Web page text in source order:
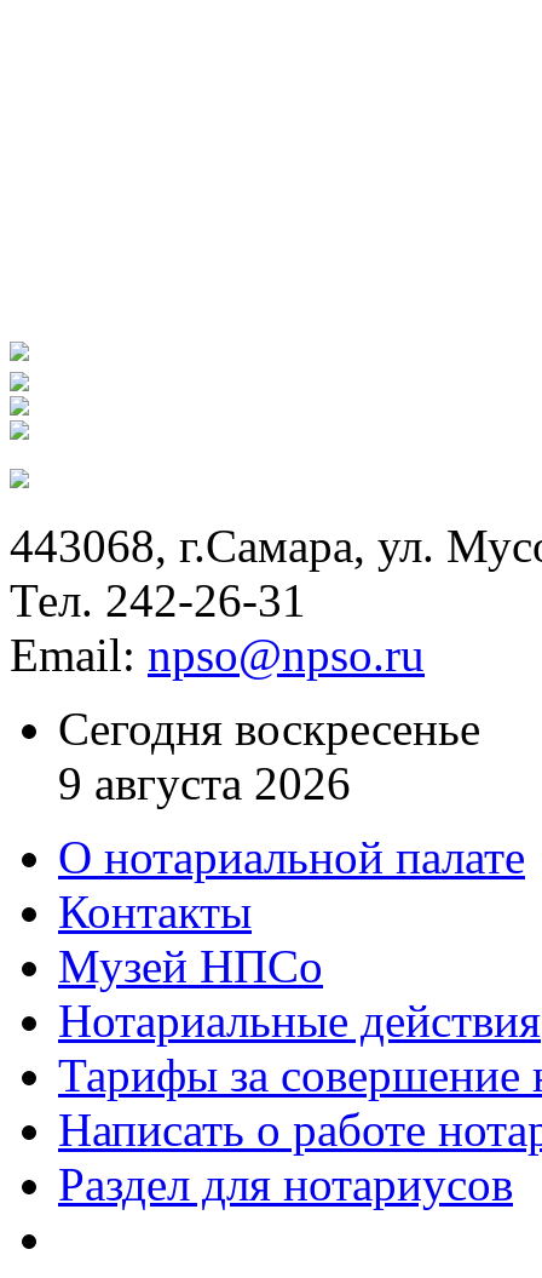
443068, г.Самара, ул.
Тел. 242-26-31
Email: npso@npso.ru
Сегодня воскресенье
9 августа 2026
О нотариальной палате
Контакты
Музей НПСо
Нотариальные действия
Тарифы за совершение
Написать о работе
Раздел для нотариусов